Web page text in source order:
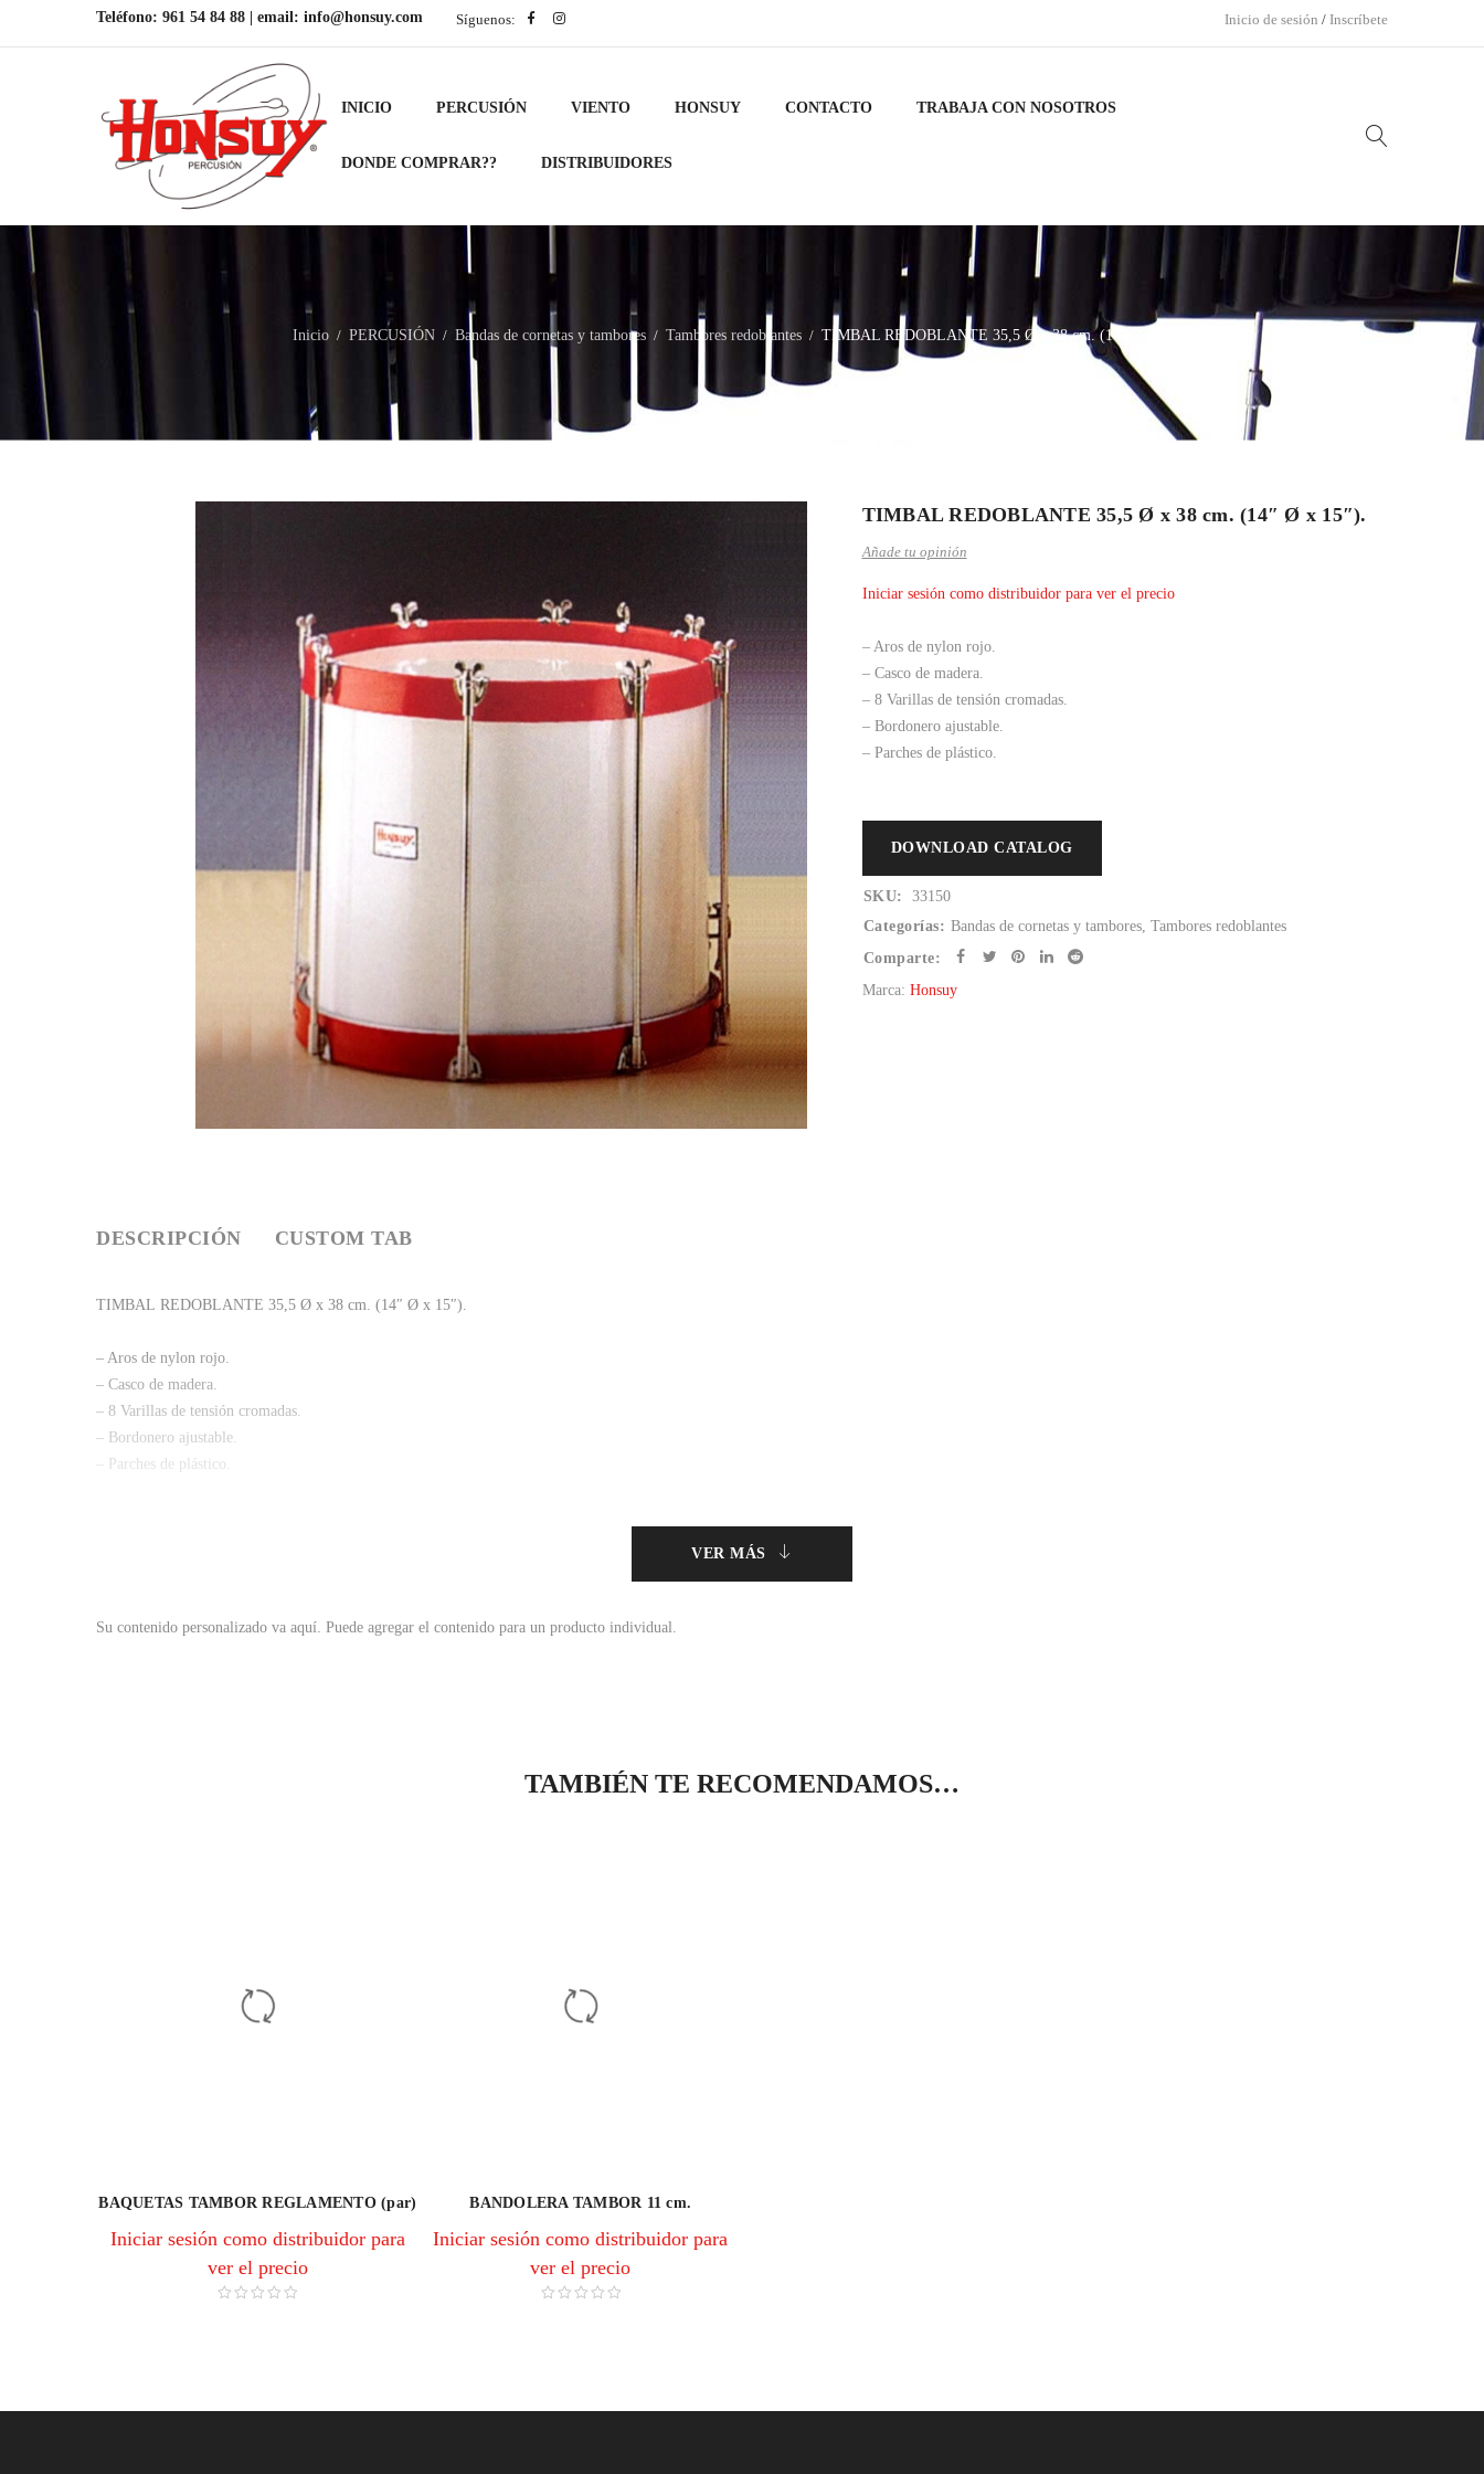
Teléfono: 961 54 84 88 | email: info@honsuy.com Síguenos: Inicio de sesión / Inscríbete
INICIO PERCUSIÓN VIENTO HONSUY CONTACTO TRABAJA CON NOSOTROS
DONDE COMPRAR?? DISTRIBUIDORES
Inicio / PERCUSIÓN / Bandas de cornetas y tambores / Tambores redoblantes / TIMBAL REDOBLANTE 35,5 Ø x 38 cm. (14″ Ø x 15″).
TIMBAL REDOBLANTE 35,5 Ø x 38 cm. (14″ Ø x 15″).
Añade tu opinión
Iniciar sesión como distribuidor para ver el precio
– Aros de nylon rojo.
– Casco de madera.
– 8 Varillas de tensión cromadas.
– Bordonero ajustable.
– Parches de plástico.
DOWNLOAD CATALOG
SKU:
33150
Categorías: Bandas de cornetas y tambores, Tambores redoblantes
Comparte:
Marca: Honsuy
DESCRIPCIÓN CUSTOM TAB
TIMBAL REDOBLANTE 35,5 Ø x 38 cm. (14″ Ø x 15″).
– Aros de nylon rojo.
– Casco de madera.
– 8 Varillas de tensión cromadas.
– Bordonero ajustable.
– Parches de plástico.
VER MÁS
Su contenido personalizado va aquí. Puede agregar el contenido para un producto individual.
TAMBIÉN TE RECOMENDAMOS…
BAQUETAS TAMBOR REGLAMENTO (par)
Iniciar sesión como distribuidor para
ver el precio
BANDOLERA TAMBOR 11 cm.
Iniciar sesión como distribuidor para
ver el precio